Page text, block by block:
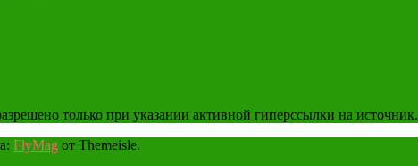
только при указании активной гиперссылки на источник.
FlyMag от Themeisle.